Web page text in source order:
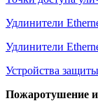
Удлинители
Удлинители
Устройства
Пожаротушение